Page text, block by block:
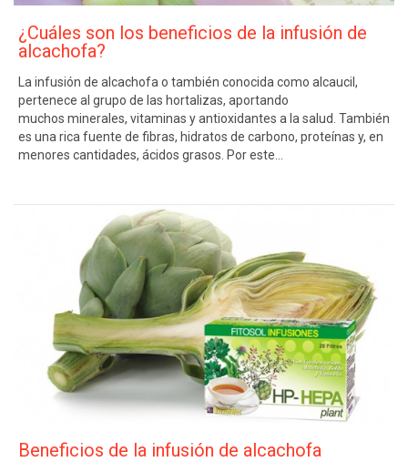
¿Cuáles son los beneficios de la infusión de
alcachofa?
La infusión de alcachofa o también conocida como alcaucil,
pertenece al grupo de las hortalizas, aportando
muchos minerales, vitaminas y antioxidantes a la salud. También
es una rica fuente de fibras, hidratos de carbono, proteínas y, en
menores cantidades, ácidos grasos. Por este…
Beneficios de la infusión de alcachofa